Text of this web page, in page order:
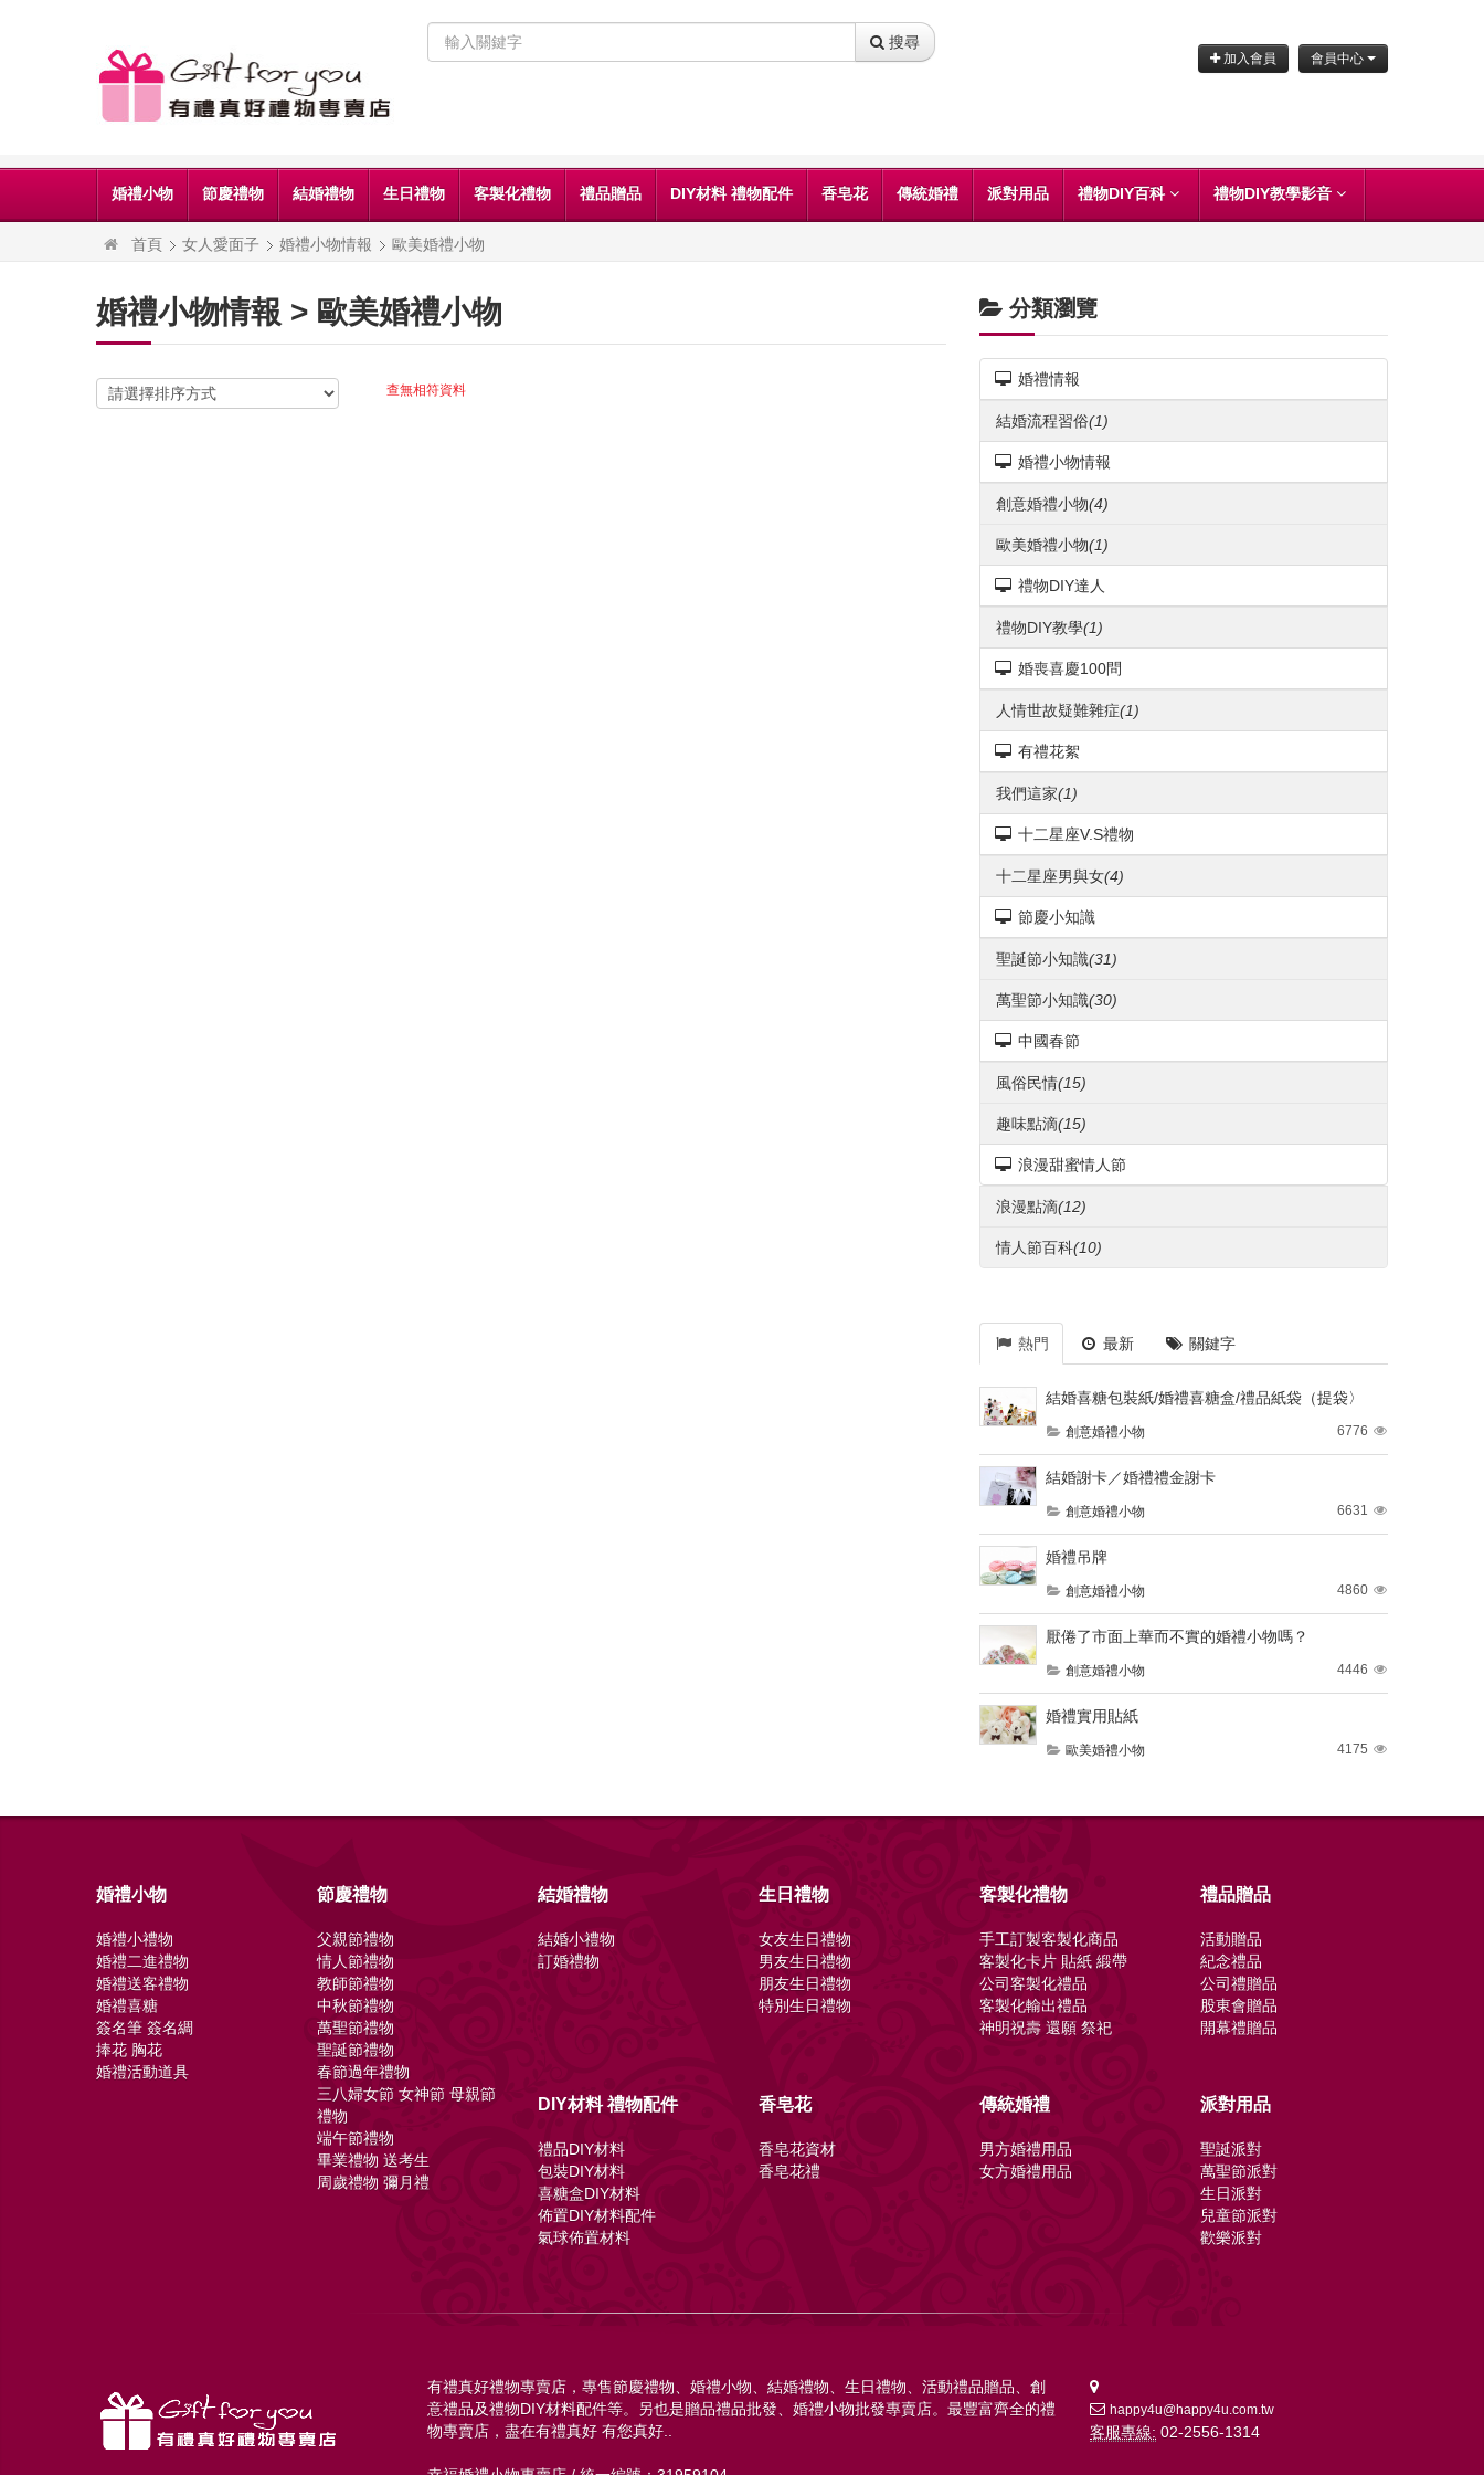
搜尋
加入會員 會員中心
婚禮小物 節慶禮物 結婚禮物 生日禮物 客製化禮物 禮品贈品 DIY材料 禮物配件 香皂花 傳統婚禮 派對用品 禮物DIY百科 禮物DIY教學影音
首頁 女人愛面子 婚禮小物情報 歐美婚禮小物
婚禮小物情報 > 歐美婚禮小物
查無相符資料
分類瀏覽
婚禮情報
結婚流程習俗(1)
婚禮小物情報
創意婚禮小物(4)
歐美婚禮小物(1)
禮物DIY達人
禮物DIY教學(1)
婚喪喜慶100問
人情世故疑難雜症(1)
有禮花絮
我們這家(1)
十二星座V.S禮物
十二星座男與女(4)
節慶小知識
聖誕節小知識(31)
萬聖節小知識(30)
中國春節
風俗民情(15)
趣味點滴(15)
浪漫甜蜜情人節
浪漫點滴(12)
情人節百科(10)
熱門 最新 關鍵字
結婚喜糖包裝紙/婚禮喜糖盒/禮品紙袋（提袋〉
創意婚禮小物 6776
結婚謝卡／婚禮禮金謝卡
創意婚禮小物 6631
婚禮吊牌
創意婚禮小物 4860
厭倦了市面上華而不實的婚禮小物嗎？
創意婚禮小物 4446
婚禮實用貼紙
歐美婚禮小物 4175
婚禮小物
婚禮小禮物
婚禮二進禮物
婚禮送客禮物
婚禮喜糖
簽名筆 簽名綢
捧花 胸花
婚禮活動道具
節慶禮物
父親節禮物
情人節禮物
教師節禮物
中秋節禮物
萬聖節禮物
聖誕節禮物
春節過年禮物
三八婦女節 女神節 母親節
禮物
端午節禮物
畢業禮物 送考生
周歲禮物 彌月禮
結婚禮物
結婚小禮物
訂婚禮物
生日禮物
女友生日禮物
男友生日禮物
朋友生日禮物
特別生日禮物
客製化禮物
手工訂製客製化商品
客製化卡片 貼紙 緞帶
公司客製化禮品
客製化輸出禮品
神明祝壽 還願 祭祀
禮品贈品
活動贈品
紀念禮品
公司禮贈品
股東會贈品
開幕禮贈品
DIY材料 禮物配件
禮品DIY材料
包裝DIY材料
喜糖盒DIY材料
佈置DIY材料配件
氣球佈置材料
香皂花
香皂花資材
香皂花禮
傳統婚禮
男方婚禮用品
女方婚禮用品
派對用品
聖誕派對
萬聖節派對
生日派對
兒童節派對
歡樂派對
有禮真好禮物專賣店，專售節慶禮物、婚禮小物、結婚禮物、生日禮物、活動禮品贈品、創
意禮品及禮物DIY材料配件等。另也是贈品禮品批發、婚禮小物批發專賣店。最豐富齊全的禮
物專賣店，盡在有禮真好 有您真好..
happy4u@happy4u.com.tw
客服專線: 02-2556-1314